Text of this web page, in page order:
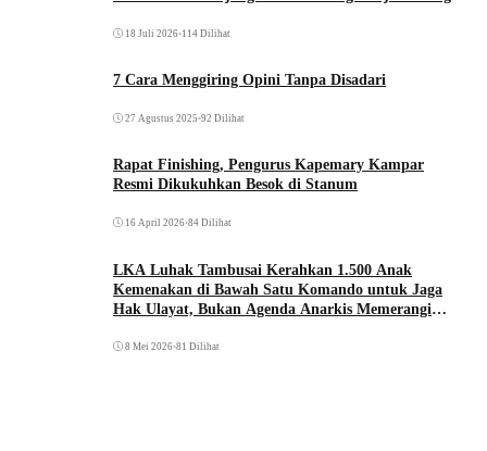
18 Juli 2026•114 Dilihat
7 Cara Menggiring Opini Tanpa Disadari
27 Agustus 2025 •92 Dilihat
Rapat Finishing, Pengurus Kapemary Kampar
Resmi Dikukuhkan Besok di Stanum
16 April 2026•84 Dilihat
LKA Luhak Tambusai Kerahkan 1.500 Anak
Kemenakan di Bawah Satu Komando untuk Jaga
Hak Ulayat, Bukan Agenda Anarkis Memerangi
8 Mei 2026•81 Dilihat